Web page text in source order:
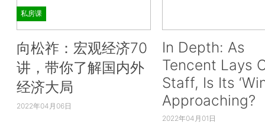
私房课
向松祚：宏观经济70
讲，带你了解国内外
经济大局
2022年04月06日
In Depth: As
Tencent Lays
Staff, Is Its
Approaching?
2022年04月01日